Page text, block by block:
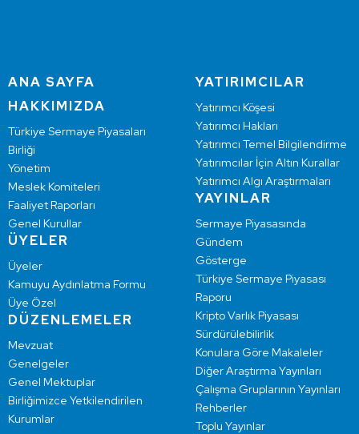
ANA SAYFA
HAKKIMIZDA
Türkiye Sermaye Piyasaları
Birliği
Yönetim
Meslek Komiteleri
Faaliyet Raporları
Genel Kurullar
ÜYELER
Üyeler
Kamuyu Aydınlatma Formu
Üye Özel
DÜZENLEMELER
Mevzuat
Genelgeler
Genel Mektuplar
Birliğimizce Yetkilendirilen
Kurumlar
YATIRIMCILAR
Yatırımcı Köşesi
Yatırımcı Hakları
Yatırımcı Temel Bilgilendirme
Yatırımcılar İçin Altın Kurallar
Yatırımcı Algı Araştırmaları
YAYINLAR
Sermaye Piyasasında
Gündem
Gösterge
Türkiye Sermaye Piyasası
Raporu
Kripto Varlık Piyasası
Sürdürülebilirlik
Konulara Göre Makaleler
Diğer Araştırma Yayınları
Çalışma Gruplarının Yayınları
Rehberler
Toplu Yayınlar